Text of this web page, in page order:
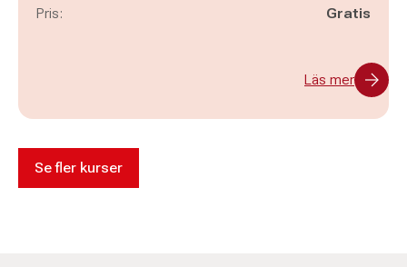
Pris: Gratis
Läs mer
Se fler kurser